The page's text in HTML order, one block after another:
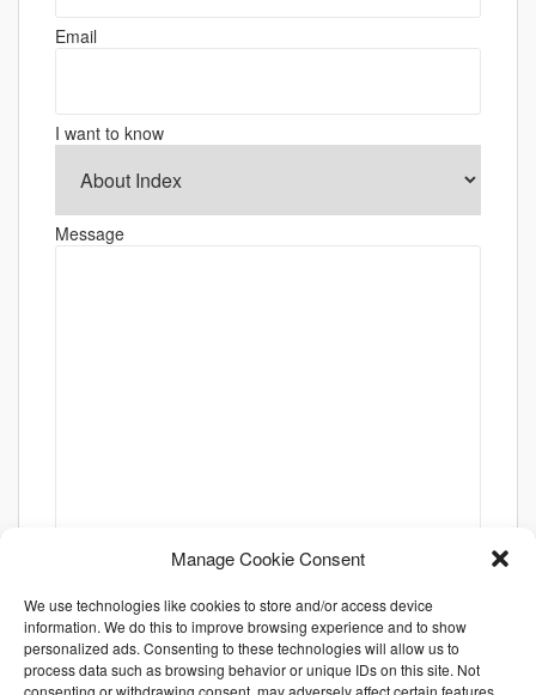
Manage Cookie Consent
We use technologies like cookies to store and/or access device
information. We do this to improve browsing experience and to show
personalized ads. Consenting to these technologies will allow us to
process data such as browsing behavior or unique IDs on this site. Not
consenting or withdrawing consent, may adversely affect certain features
Email
I want to know
Message